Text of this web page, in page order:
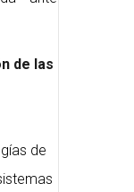
de las
de